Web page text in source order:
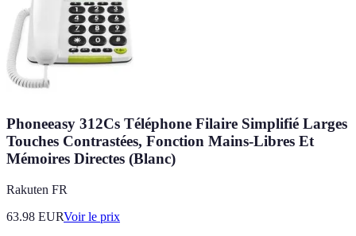
Phoneeasy 312Cs Téléphone Filaire Simplifié Larges
Touches Contrastées, Fonction Mains-Libres Et
Mémoires Directes (Blanc)
Rakuten FR
63.98 EURVoir le prix